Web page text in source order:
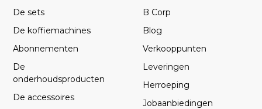
De sets
De koffiemachines
Abonnementen
De
onderhoudsproducten
De accessoires
B Corp
Blog
Verkooppunten
Leveringen
Herroeping
Jobaanbiedingen